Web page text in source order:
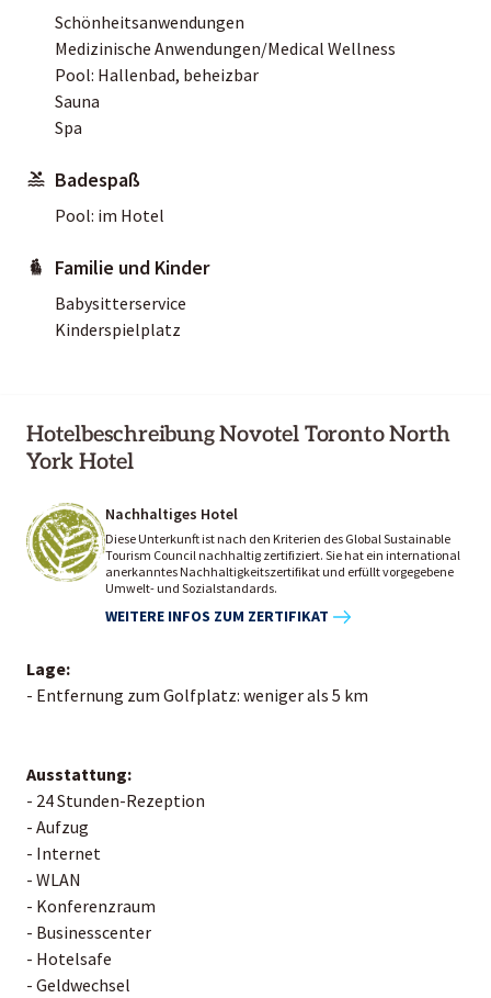
Schönheitsanwendungen
Medizinische Anwendungen/Medical Wellness
Pool: Hallenbad, beheizbar
Sauna
Spa
Badespaß
Pool: im Hotel
Familie und Kinder
Babysitterservice
Kinderspielplatz
Hotelbeschreibung Novotel Toronto North
York Hotel
Nachhaltiges Hotel
Diese Unterkunft ist nach den Kriterien des Global Sustainable
Tourism Council nachhaltig zertifiziert. Sie hat ein international
anerkanntes Nachhaltigkeitszertifikat und erfüllt vorgegebene
Umwelt- und Sozialstandards.
WEITERE INFOS ZUM ZERTIFIKAT
Lage:
- Entfernung zum Golfplatz: weniger als 5 km
Ausstattung:
- 24 Stunden-Rezeption
- Aufzug
- Internet
- WLAN
- Konferenzraum
- Businesscenter
- Hotelsafe
- Geldwechsel